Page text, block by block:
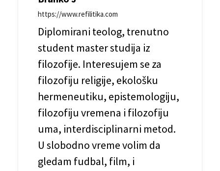
https://www.refilitika.com
Diplomirani teolog, trenutno
student master studija iz
filozofije. Interesujem se za
filozofiju religije, ekološku
hermeneutiku, epistemologiju,
filozofiju vremena i filozofiju
uma, interdisciplinarni metod.
U slobodno vreme volim da
gledam fudbal, film, i